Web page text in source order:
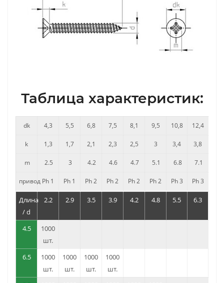
Таблица характеристик:
dk 4,3 5,5 6,8 7,5 8,1 9,5 10,8 12,4
k 1,3 1,7 2,1 2,3 2,5 3 3,4 3,8
m 2.5 3 4.2 4.6 4.7 5.1 6.8 7.1
привод Ph 1 Ph 1 Ph 2 Ph 2 Ph 2 Ph 2 Ph 3 Ph 3
Длина
/ d
2.2 2.9 3.5 3.9 4.2 4.8 5.5 6.3
4.5
1000
шт.
6.5
1000
шт.
1000
шт.
1000
шт.
1000
шт.